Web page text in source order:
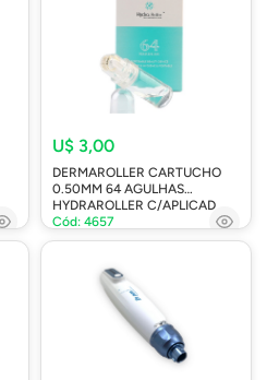
U$ 3,00
DERMAROLLER CARTUCHO
0.50MM 64 AGULHAS
HYDRAROLLER C/APLICAD
Cód: 4657